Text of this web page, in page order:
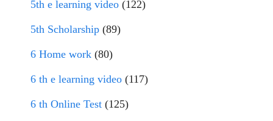
5th e learning video (122)
5th Scholarship (89)
6 Home work (80)
6 th e learning video (117)
6 th Online Test (125)